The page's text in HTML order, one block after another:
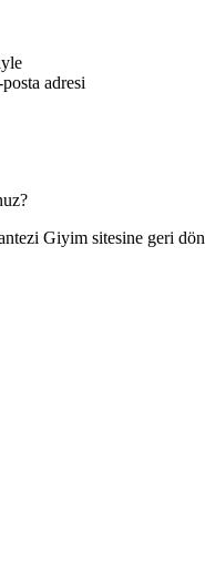
adresi
Giyim sitesine geri dön